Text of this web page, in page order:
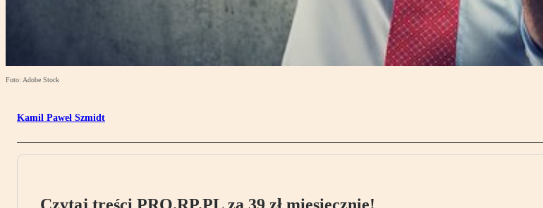
Foto: Adobe Stock
Kamil Paweł Szmidt